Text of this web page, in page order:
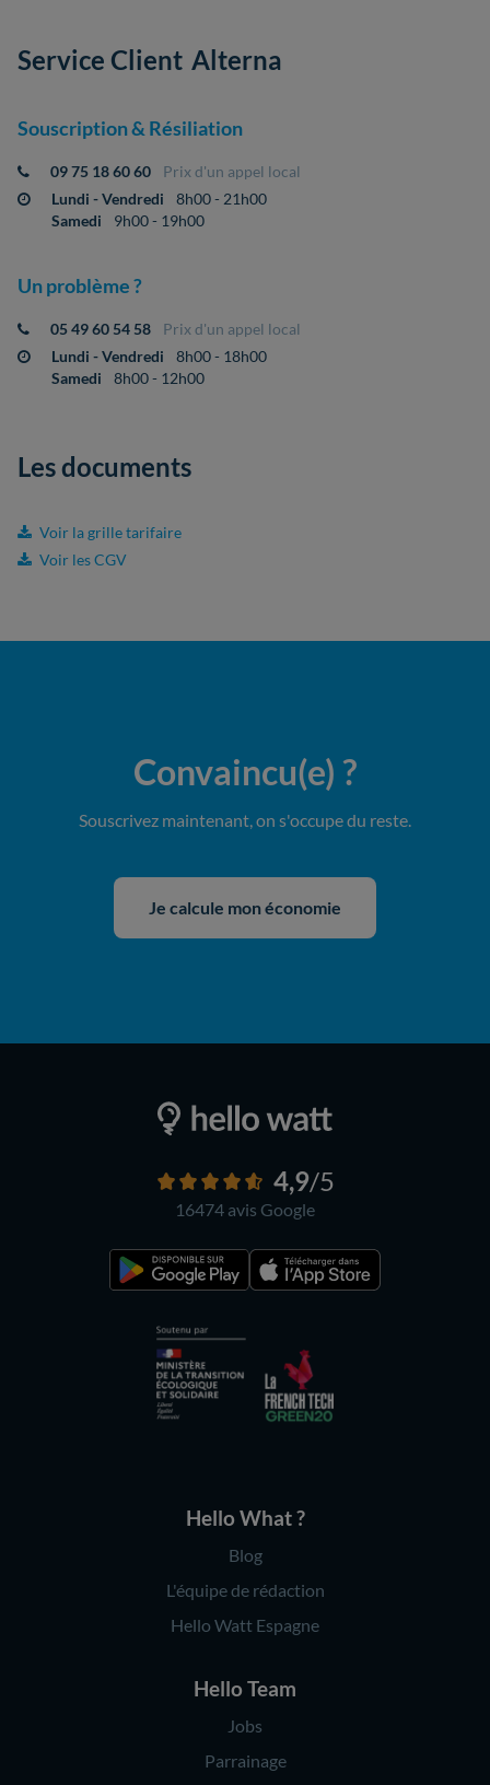
Alterna
Service Client
Souscription & Résiliation
09 75 18 60 60
Prix d'un appel local
Lundi - Vendredi
8h00 - 21h00
Samedi
9h00 - 19h00
Un problème ?
05 49 60 54 58
Prix d'un appel local
Lundi - Vendredi
8h00 - 18h00
Samedi
8h00 - 12h00
Les documents
Voir la grille tarifaire
Voir les CGV
Convaincu(e) ?
Souscrivez maintenant, on s'occupe du reste.
Je calcule mon économie
4,9/5
16474 avis Google
Hello What ?
Blog
L'équipe de rédaction
Hello Watt Espagne
Hello Team
Jobs
Parrainage